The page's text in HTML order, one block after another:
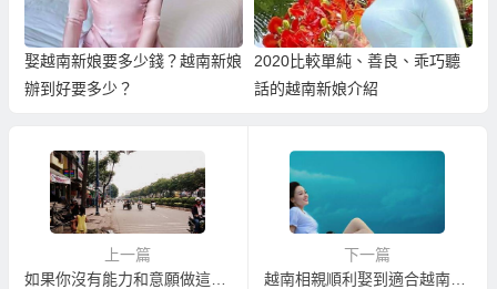
娶越南新娘要多少錢？越南新娘
辦到好要多少？
2020比較單純、善良、乖巧聽
話的越南新娘介紹
上一篇
如果你沒有能力和意願做這件事，越南新娘百分之百會跑！
下一篇
越南相親順利娶到適合越南新娘的提醒注意